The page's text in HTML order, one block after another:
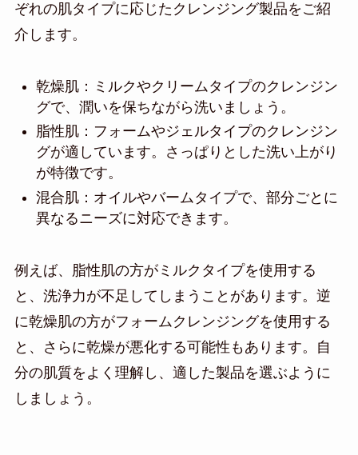
ぞれの肌タイプに応じたクレンジング製品をご紹
介します。
乾燥肌：ミルクやクリームタイプのクレンジン
グで、潤いを保ちながら洗いましょう。
脂性肌：フォームやジェルタイプのクレンジン
グが適しています。さっぱりとした洗い上がり
が特徴です。
混合肌：オイルやバームタイプで、部分ごとに
異なるニーズに対応できます。
例えば、脂性肌の方がミルクタイプを使用する
と、洗浄力が不足してしまうことがあります。逆
に乾燥肌の方がフォームクレンジングを使用する
と、さらに乾燥が悪化する可能性もあります。自
分の肌質をよく理解し、適した製品を選ぶように
しましょう。